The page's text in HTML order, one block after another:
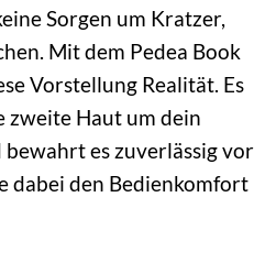
Sorgen um Kratzer,
Mit dem Pedea Book
Vorstellung Realität. Es
zweite Haut um dein
es zuverlässig vor
dabei den Bedienkomfort